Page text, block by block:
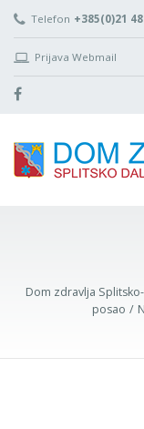
Telefon +385(0)21
Prijava Webmail
Dom zdravlja
posao